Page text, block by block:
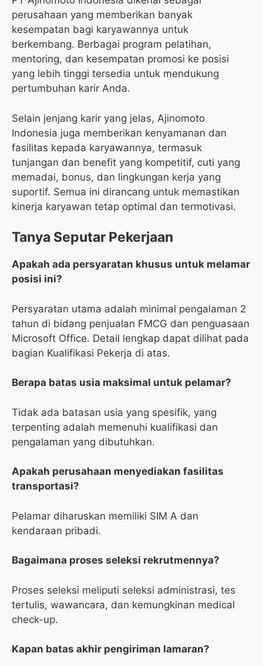
perusahaan yang memberikan banyak
kesempatan bagi karyawannya untuk
berkembang. Berbagai program pelatihan,
mentoring, dan kesempatan promosi ke posisi
yang lebih tinggi tersedia untuk mendukung
pertumbuhan karir Anda.
Selain jenjang karir yang jelas, Ajinomoto
Indonesia juga memberikan kenyamanan dan
fasilitas kepada karyawannya, termasuk
tunjangan dan benefit yang kompetitif, cuti yang
memadai, bonus, dan lingkungan kerja yang
suportif. Semua ini dirancang untuk memastikan
kinerja karyawan tetap optimal dan termotivasi.
Tanya Seputar Pekerjaan
Apakah ada persyaratan khusus untuk melamar
posisi ini?
Persyaratan utama adalah minimal pengalaman 2
tahun di bidang penjualan FMCG dan penguasaan
Microsoft Office. Detail lengkap dapat dilihat pada
bagian Kualifikasi Pekerja di atas.
Berapa batas usia maksimal untuk pelamar?
Tidak ada batasan usia yang spesifik, yang
terpenting adalah memenuhi kualifikasi dan
pengalaman yang dibutuhkan.
Apakah perusahaan menyediakan fasilitas
transportasi?
Pelamar diharuskan memiliki SIM A dan
kendaraan pribadi.
Bagaimana proses seleksi rekrutmennya?
Proses seleksi meliputi seleksi administrasi, tes
tertulis, wawancara, dan kemungkinan medical
check-up.
Kapan batas akhir pengiriman lamaran?